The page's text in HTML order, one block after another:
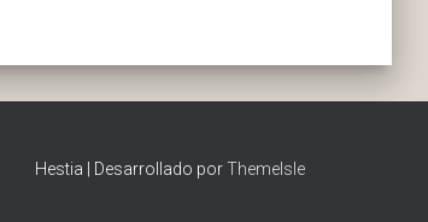
Hestia | Desarrollado porThemeIsle